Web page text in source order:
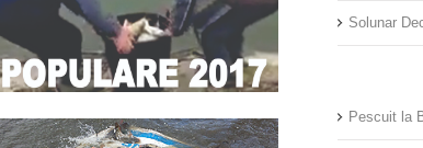
Solunar
Pescuit la